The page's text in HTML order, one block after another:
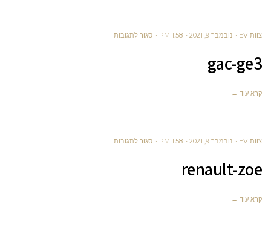
צוות EV נובמבר 9, 2021 1:58 PM סגור לתגובותעל
gac-ge3
קרא עוד ←
צוות EV נובמבר 9, 2021 1:58 PM סגור לתגובותעל
renault-zoe
קרא עוד ←